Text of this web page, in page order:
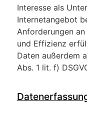
Interesse als
Internetangebot
Anforderungen
und Effizienz
Daten außerdem
Abs. 1 lit. f)